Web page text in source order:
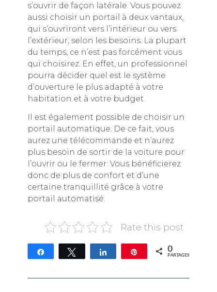
s’ouvrir de façon latérale. Vous pouvez
aussi choisir un portail à deux vantaux,
qui s’ouvriront vers l’intérieur ou vers
l’extérieur, selon les besoins. La plupart
du temps, ce n’est pas forcément vous
qui choisirez. En effet, un professionnel
pourra décider quel est le système
d’ouverture le plus adapté à votre
habitation et à votre budget.
Il est également possible de choisir un
portail automatique. De ce fait, vous
aurez une télécommande et n’aurez
plus besoin de sortir de la voiture pour
l’ouvrir ou le fermer. Vous bénéficierez
donc de plus de confort et d’une
certaine tranquillité grâce à votre
portail automatisé.
Rate this post
Partagez Tweetez Partagez Épingle 0
PARTAGES